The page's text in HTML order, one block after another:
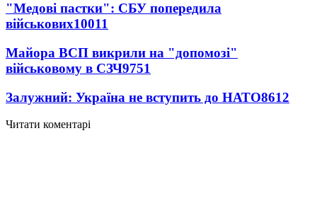
"Медові пастки": СБУ попередила
військових10011
Майора ВСП викрили на "допомозі"
військовому в СЗЧ9751
Залужний: Україна не вступить до НАТО8612
Читати коментарі